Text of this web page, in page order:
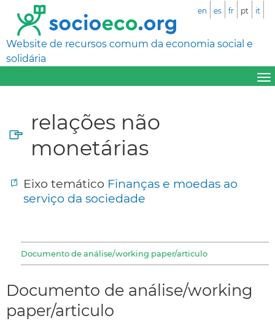
Website de recursos comum da economia social e
solidária
en es fr pt it
relações não
monetárias
Eixo temático Finanças e moedas ao
serviço da sociedade
Documento de análise/working paper/articulo
Documento de análise/working
paper/articulo